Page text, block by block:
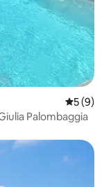
5 de
5 (9)
Palombaggia